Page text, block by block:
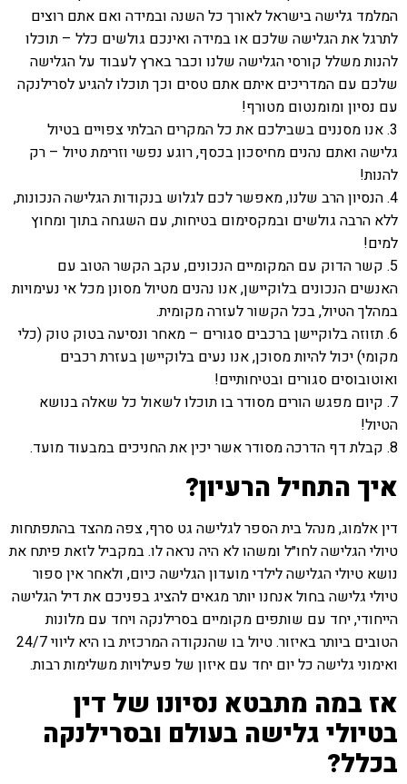
המלמד גלישה בישראל לאורך כל השנה ובמידה ואם אתם רוצים
לתרגל את הגלישה שלכם או במידה ואינכם גולשים כלל – תוכלו
להנות משלל קורסי הגלישה שלנו וכבר בארץ לעבוד על הגלישה
שלכם עם המדריכים איתם אתם טסים וכך תוכלו להגיע לסרילנקה
עם נסיון ומומנטום מטורף!
3. אנו מסננים בשבילכם את כל המקרים הבלתי צפויים בטיול
גלישה ואתם נהנים מחיסכון בכסף, רוגע נפשי וזרימת טיול – רק
להנות!
4. הנסיון הרב שלנו, מאפשר לכם לגלוש בנקודות הגלישה הנכונות,
ללא הרבה גולשים ובמקסימום בטיחות, עם השגחה בתוך ומחוץ
למים!
5. קשר הדוק עם המקומיים הנכונים, עקב הקשר הטוב עם
האנשים הנכונים בלוקיישן, אנו נהנים מטיול מסונן מכל אי נעימויות
במהלך הטיול, בכל הקשור לעזרה מקומית.
6. תזוזה בלוקיישן ברכבים סגורים – מאחר ונסיעה בטוק טוק (כלי
מקומי) יכול להיות מסוכן, אנו נעים בלוקיישן בעזרת רכבים
ואוטובוסים סגורים ובטיחותיים!
7. קיום מפגש הורים מסודר בו תוכלו לשאול כל שאלה בנושא
הטיול!
8. קבלת דף הדרכה מסודר אשר יכין את החניכים במבעוד מועד.
איך התחיל הרעיון?
דין אלמוג, מנהל בית הספר לגלישה גט סרף, צפה מהצד בהתפתחות
טיולי הגלישה לחו״ל ומשהו לא היה נראה לו. במקביל לזאת פיתח את
נושא טיולי הגלישה לילדי מועדון הגלישה כיום, ולאחר אין ספור
טיולי גלישה בחול אנחנו יותר מגאים להציג בפניכם את דיל הגלישה
הייחודי, יחד עם שותפים מקומיים בסרילנקה ויחד עם מלונות
הטובים ביותר באיזור. טיול בו שהנקודה המרכזית בו היא ליווי 24/7
ואימוני גלישה כל יום יחד עם איזון של פעילויות משלימות רבות.
אז במה מתבטא נסיונו של דין
בטיולי גלישה בעולם ובסרילנקה
בכלל?